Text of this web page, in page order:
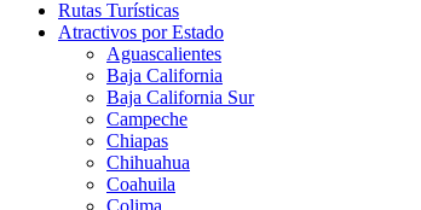
Rutas Turísticas
Atractivos por Estado
Aguascalientes
Baja California
Baja California Sur
Campeche
Chiapas
Chihuahua
Coahuila
Colima